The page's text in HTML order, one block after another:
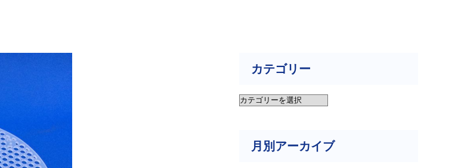
カテゴリー
カ
ゴ月別アーカイブ